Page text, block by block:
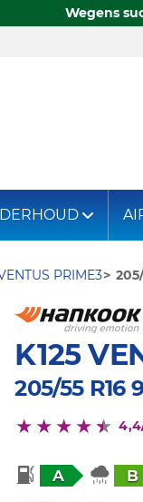
Wegens
PRIME3
K125
205/55 R16
A B